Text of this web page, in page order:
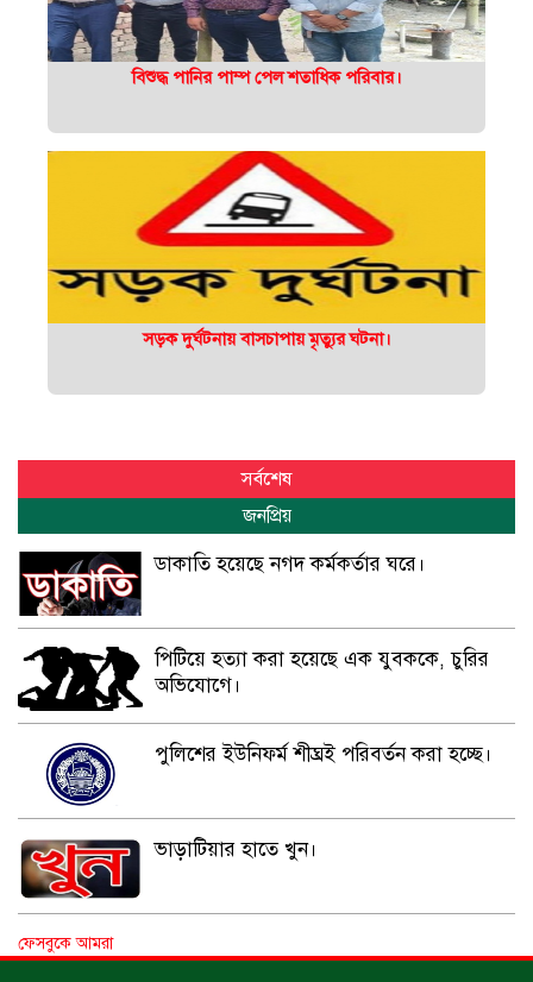
বিশুদ্ধ পানির পাম্প পেল শতাধিক পরিবার।
সড়ক দুর্ঘটনায় বাসচাপায় মৃত্যুর ঘটনা।
সর্বশেষ
জনপ্রিয়
ডাকাতি হয়েছে নগদ কর্মকর্তার ঘরে।
পিটিয়ে হত্যা করা হয়েছে এক যুবককে, চুরির
অভিযোগে।
পুলিশের ইউনিফর্ম শীঘ্রই পরিবর্তন করা হচ্ছে।
ভাড়াটিয়ার হাতে খুন।
ফেসবুকে আমরা